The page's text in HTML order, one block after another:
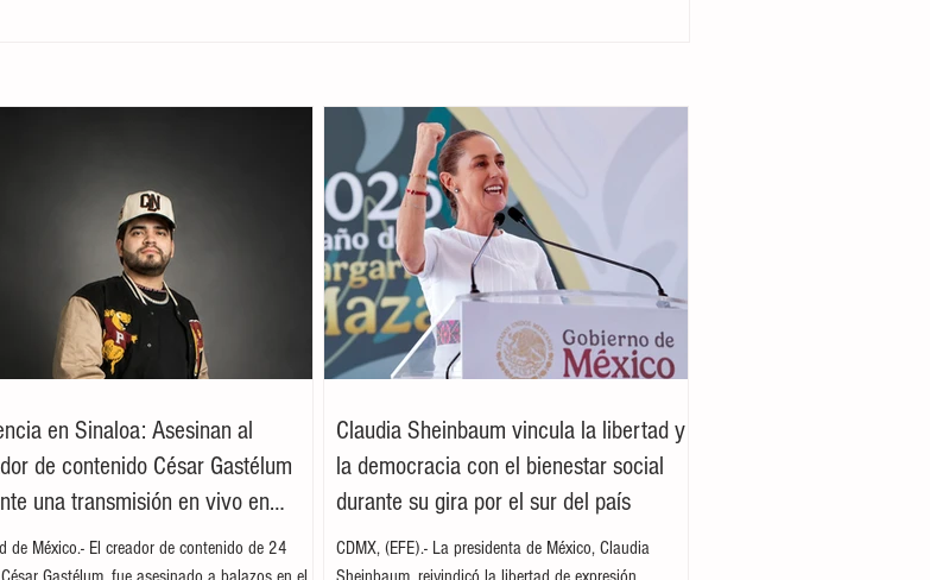
en Sinaloa: Asesinan al
de contenido César Gastélum
una transmisión en vivo en
de México.- El creador de contenido de 24
Claudia Sheinbaum vincula la libertad y
la democracia con el bienestar social
durante su gira por el sur del país
CDMX, (EFE).- La presidenta de México, Claudia